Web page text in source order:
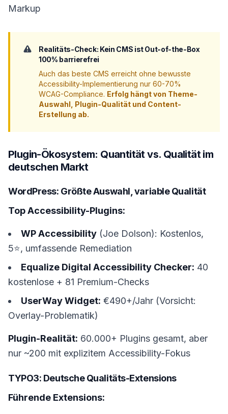
Markup
Realitäts-Check: Kein CMS ist Out-of-the-Box
100% barrierefrei
Auch das beste CMS erreicht ohne bewusste
Accessibility-Implementierung nur 60-70%
WCAG-Compliance. Erfolg hängt von Theme-
Auswahl, Plugin-Qualität und Content-
Erstellung ab.
Plugin-Ökosystem: Quantität vs. Qualität im
deutschen Markt
WordPress: Größte Auswahl, variable Qualität
Top Accessibility-Plugins:
WP Accessibility (Joe Dolson): Kostenlos,
5⭐, umfassende Remediation
Equalize Digital Accessibility Checker: 40
kostenlose + 81 Premium-Checks
UserWay Widget: €490+/Jahr (Vorsicht:
Overlay-Problematik)
Plugin-Realität: 60.000+ Plugins gesamt, aber
nur ~200 mit explizitem Accessibility-Fokus
TYPO3: Deutsche Qualitäts-Extensions
Führende Extensions: